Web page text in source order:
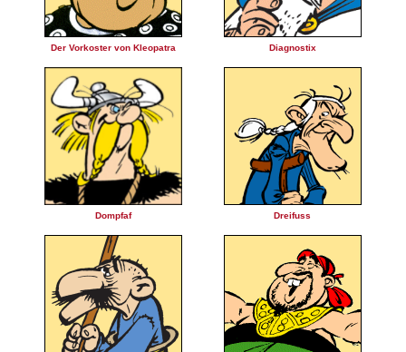
Der Vorkoster von Kleopatra Diagnostix
Dompfaf Dreifuss